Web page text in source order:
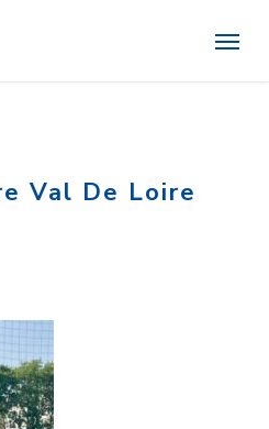
Menu
Val De Loire